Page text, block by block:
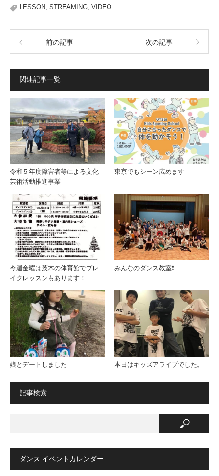
LESSON STREAMING VIDEO
前の記事 次の記事
関連記事一覧
令和５年度障害者等による⽂化
芸術活動推進事業
東京でもシーン広めます
今週金曜は茨木の体育館でブレ
イクレッスンもあります！
みんなのダンス教室❗️
娘とデートしました 本日はキッズアライブでした。
記事検索
ダンス イベントカレンダー